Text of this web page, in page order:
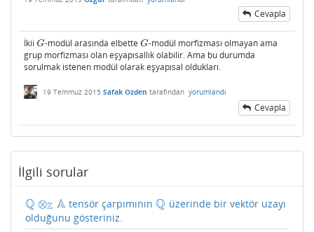
Cevapla
İkii G
G-modül arasında elbetteG
G-modül morfizması olmayan ama
grup morfizması olan eşyapısallık olabilir. Ama bu durumda
sorulmak istenen modül olarak eşyapısal oldukları.
19 Temmuz 2015 Safak Ozden tarafından yorumlandı
Cevapla
İlgili sorular
Q ⊗Z A
Q⊗ZA tensör çarpımınınQ
Q üzerinde bir vektör uzayı
olduğunu gösteriniz.